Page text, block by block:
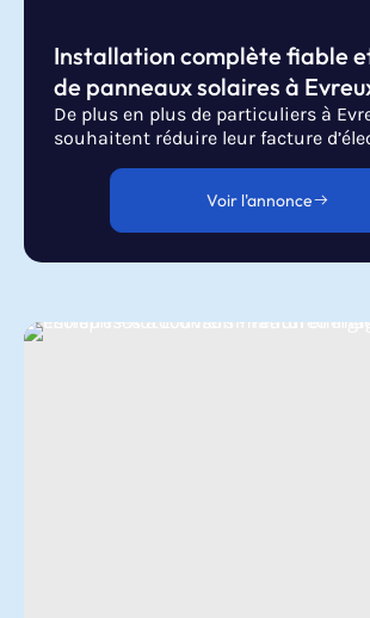
Installation complète fiable
de panneaux solaires à
De plus en plus de particuliers à
souhaitent réduire leur facture
Voir l'annonce